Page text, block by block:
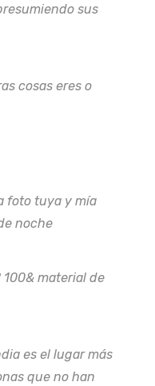
sus
cosas eres o
foto tuya y mía
noche
100& material de
es el lugar más
que no han